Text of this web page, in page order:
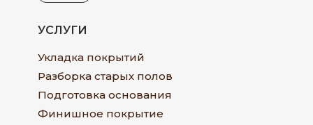
УСЛУГИ
Укладка покрытий
Разборка старых полов
Подготовка основания
Финишное покрытие